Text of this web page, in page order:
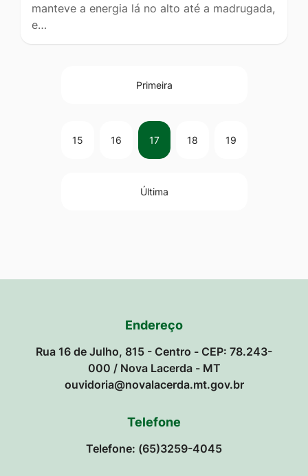
manteve a energia lá no alto até a madrugada,
e…
Primeira
15 16 17 18 19
Última
Endereço
Rua 16 de Julho, 815 - Centro - CEP: 78.243-
000 / Nova Lacerda - MT
ouvidoria@novalacerda.mt.gov.br
Telefone
Telefone: (65)3259-4045